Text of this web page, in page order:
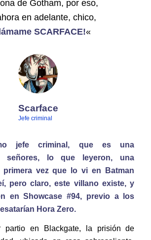
de Gotham, por eso,
en adelante, chico,
SCARFACE!«
Scarface
Jefe criminal
jefe criminal, que es una
señores, lo que leyeron, una
primera vez que lo vi en Batman
pero claro, este villano existe, y
en Showcase #94, previo a los
Hora Zero.
partio en Blackgate, la prisión de